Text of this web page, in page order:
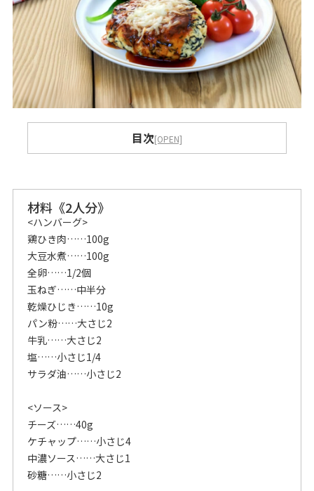
目次[OPEN]
材料《2人分》
<ハンバーグ>
鶏ひき肉……100g
大豆水煮……100g
全卵……1/2個
玉ねぎ……中半分
乾燥ひじき……10g
パン粉……大さじ2
牛乳……大さじ2
塩……小さじ1/4
サラダ油……小さじ2
<ソース>
チーズ……40g
ケチャップ……小さじ4
中濃ソース……大さじ1
砂糖……小さじ2